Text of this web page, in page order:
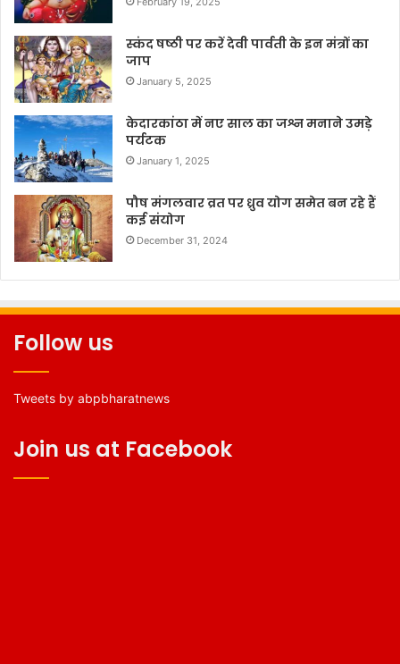
स्कंद षष्ठी पर करें देवी पार्वती के इन मंत्रों का
जाप
January 5, 2025
केदारकांठा में नए साल का जश्न मनाने उमड़े
पर्यटक
January 1, 2025
पौष मंगलवार व्रत पर ध्रुव योग समेत बन रहे हैं
कई संयोग
December 31, 2024
Follow us
Tweets by abpbharatnews
Join us at Facebook